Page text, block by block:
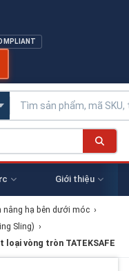
Giới thiệu
nâng hạ bên dưới móc ›
Sling) ›
loại vòng tròn TATEKSAFE